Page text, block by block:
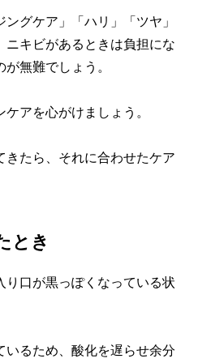
グケア」「ハリ」「ツヤ」
ニキビがあるときは負担にな
無難でしょう。
アを心がけましょう。
きたら、それに合わせたケア
とき
り口が黒っぽくなっている状
いるため、酸化を遅らせ余分